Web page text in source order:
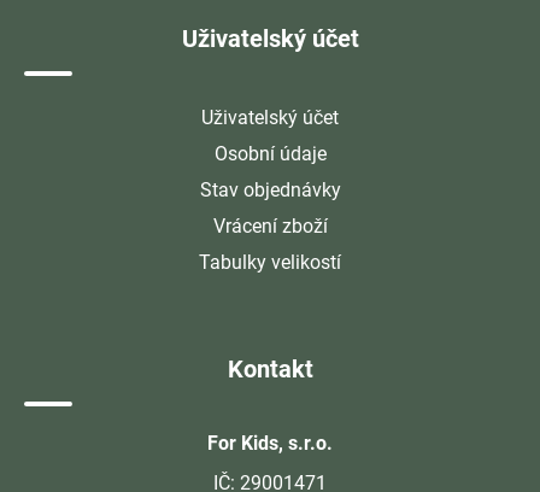
Uživatelský účet
Uživatelský účet
Osobní údaje
Stav objednávky
Vrácení zboží
Tabulky velikostí
Kontakt
For Kids, s.r.o.
IČ: 29001471